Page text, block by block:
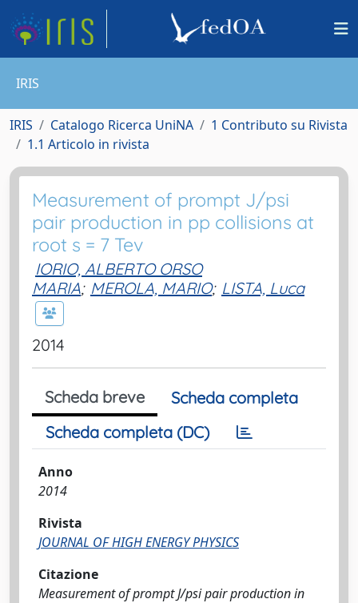
IRIS
IRIS Catalogo Ricerca UniNA
1 Contributo su Rivista
1.1 Articolo in rivista
Measurement of prompt J/psi
pair production in pp collisions at
root s = 7 Tev
IORIO, ALBERTO ORSO
MARIA; MEROLA, MARIO; LISTA, Luca
2014
Scheda breve
Scheda completa
Scheda completa (DC)
Anno
2014
Rivista
JOURNAL OF HIGH ENERGY PHYSICS
Citazione
Measurement of prompt J/psi pair production in